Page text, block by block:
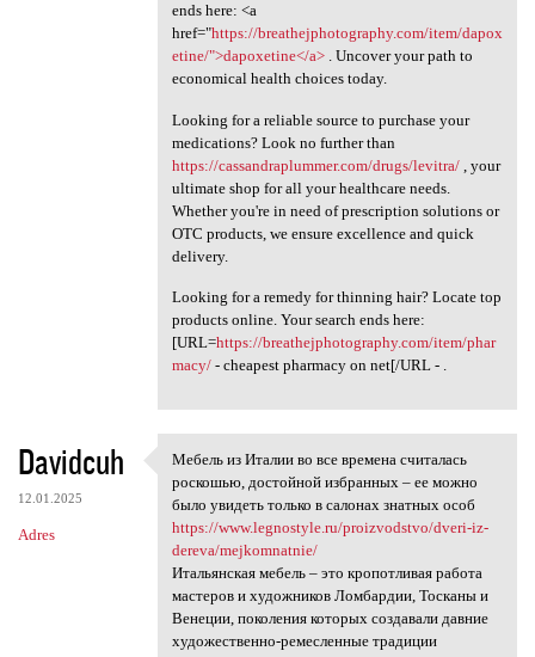
ends here: <a
href="https://breathejphotography.com/item/dapox
etine/">dapoxetine</a>. Uncover your path to
economical health choices today.
Looking for a reliable source to purchase your
medications? Look no further than
https://cassandraplummer.com/drugs/levitra/, your
ultimate shop for all your healthcare needs.
Whether you're in need of prescription solutions or
OTC products, we ensure excellence and quick
delivery.
Looking for a remedy for thinning hair? Locate top
products online. Your search ends here:
[URL=https://breathejphotography.com/item/phar
macy/- cheapest pharmacy on net[/URL - .
Davidcuh
12.01.2025
Adres
Мебель из Италии во все
Мебель из Италии во все времена считалась
роскошью, достойной избранных – ее можно
было увидеть только в салонах знатных особ
https://www.legnostyle.ru/proizvodstvo/dveri-iz-
dereva/mejkomnatnie/
Итальянская мебель – это кропотливая работа
мастеров и художников Ломбардии, Тосканы и
Венеции, поколения которых создавали давние
художественно-ремесленные традиции